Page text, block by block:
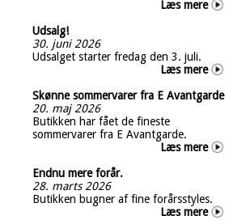
Læs mere
Udsalg!
30. juni 2026
Udsalget starter fredag den 3. juli.
Læs mere
Skønne sommervarer fra E Avantgarde
20. maj 2026
Butikken har fået de fineste
sommervarer fra E Avantgarde.
Læs mere
Endnu mere forår.
28. marts 2026
Butikken bugner af fine forårsstyles.
Læs mere